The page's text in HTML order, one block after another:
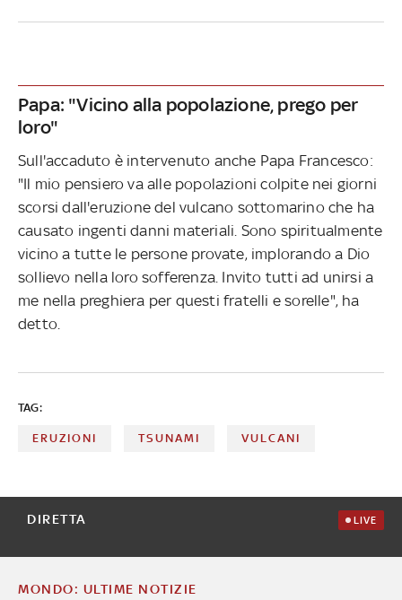
Papa: "Vicino alla popolazione, prego per
loro"
Sull'accaduto è intervenuto anche Papa Francesco:
"Il mio pensiero va alle popolazioni colpite nei giorni
scorsi dall'eruzione del vulcano sottomarino che ha
causato ingenti danni materiali. Sono spiritualmente
vicino a tutte le persone provate, implorando a Dio
sollievo nella loro sofferenza. Invito tutti ad unirsi a
me nella preghiera per questi fratelli e sorelle", ha
detto.
TAG:
ERUZIONI TSUNAMI VULCANI
DIRETTA LIVE
MONDO: ULTIME NOTIZIE